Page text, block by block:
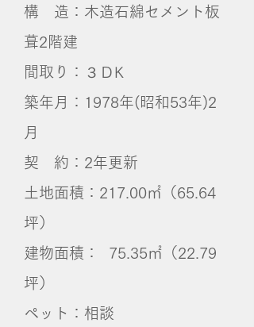
構 造：木造石綿セメント板
葺2階建
間取り：３ＤK
築年月：1978年(昭和53年)2
月
契 約：2年更新
土地面積：217.00㎡（65.64
坪）
建物面積： 75.35㎡（22.79
坪）
ペット：相談